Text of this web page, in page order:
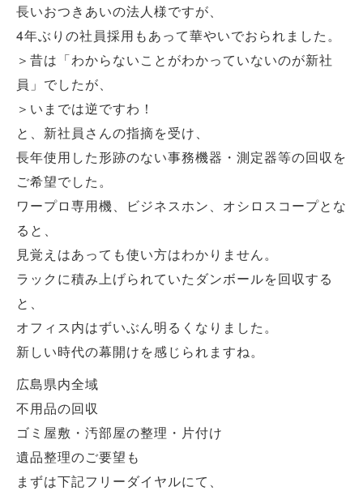
長いおつきあいの法人様ですが、
4年ぶりの社員採用もあって華やいでおられました。
＞昔は「わからないことがわかっていないのが新社
員」でしたが、
＞いまでは逆ですわ！
と、新社員さんの指摘を受け、
長年使用した形跡のない事務機器・測定器等の回収を
ご希望でした。
ワープロ専用機、ビジネスホン、オシロスコープとな
ると、
見覚えはあっても使い方はわかりません。
ラックに積み上げられていたダンボールを回収する
と、
オフィス内はずいぶん明るくなりました。
新しい時代の幕開けを感じられますね。
広島県内全域
不用品の回収
ゴミ屋敷・汚部屋の整理・片付け
遺品整理のご要望も
まずは下記フリーダイヤルにて、